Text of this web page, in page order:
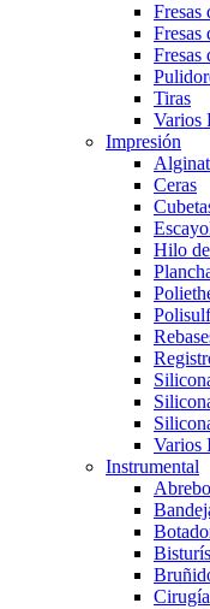
Fresas
Fresas
Fresas
Tiras
Varios
Impresión
Ceras
Hilo
Varios
Instrumental
Bisturís
Cirugía